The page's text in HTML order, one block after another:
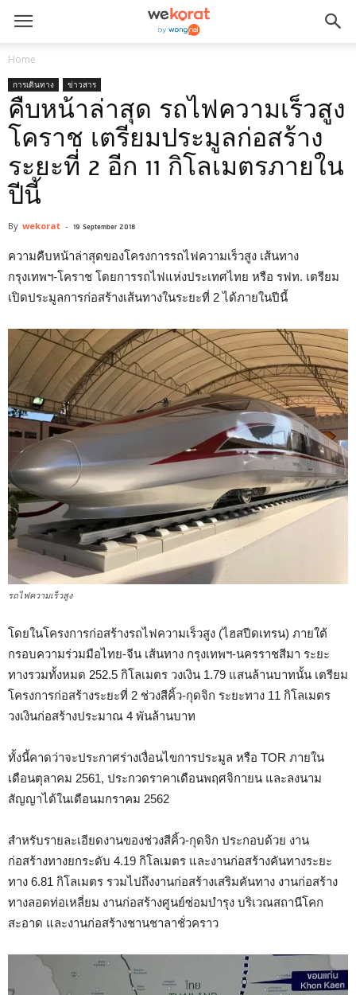
Home
การเดินทาง ข่าวสาร
คืบหน้าล่าสุด รถไฟความเร็วสูง
โคราช เตรียมประมูลก่อสร้าง
ระยะที่ 2 อีก 11 กิโลเมตรภายใน
ปีนี้
By wekorat - 19 September 2018
ความคืบหน้าล่าสุดของโครงการรถไฟความเร็วสูง เส้นทาง
กรุงเทพฯ-โคราช โดยการรถไฟแห่งประเทศไทย หรือ รฟท. เตรียม
เปิดประมูลการก่อสร้างเส้นทางในระยะที่ 2 ได้ภายในปีนี้
รถไฟความเร็วสูง
โดยในโครงการก่อสร้างรถไฟความเร็วสูง (ไฮสปีดเทรน) ภายใต้
กรอบความร่วมมือไทย-จีน เส้นทาง กรุงเทพฯ-นครราชสีมา ระยะ
ทางรวมทั้งหมด 252.5 กิโลเมตร วงเงิน 1.79 แสนล้านบาทนั้น เตรียม
โครงการก่อสร้างระยะที่ 2 ช่วงสีคิ้ว-กุดจิก ระยะทาง 11 กิโลเมตร
วงเงินก่อสร้างประมาณ 4 พันล้านบาท
ทั้งนี้คาดว่าจะประกาศร่างเงื่อนไขการประมูล หรือ TOR ภายใน
เดือนตุลาคม 2561, ประกวดราคาเดือนพฤศจิกายน และลงนาม
สัญญาได้ในเดือนมกราคม 2562
สำหรับรายละเอียดงานของช่วงสีคิ้ว-กุดจิก ประกอบด้วย งาน
ก่อสร้างทางยกระดับ 4.19 กิโลเมตร และงานก่อสร้างคันทางระยะ
ทาง 6.81 กิโลเมตร รวมไปถึงงานก่อสร้างเสริมคันทาง งานก่อสร้าง
ทางลอดท่อเหลี่ยม งานก่อสร้างศูนย์ซ่อมบำรุง บริเวณสถานีโคก
สะอาด และงานก่อสร้างชานชาลาชั่วคราว